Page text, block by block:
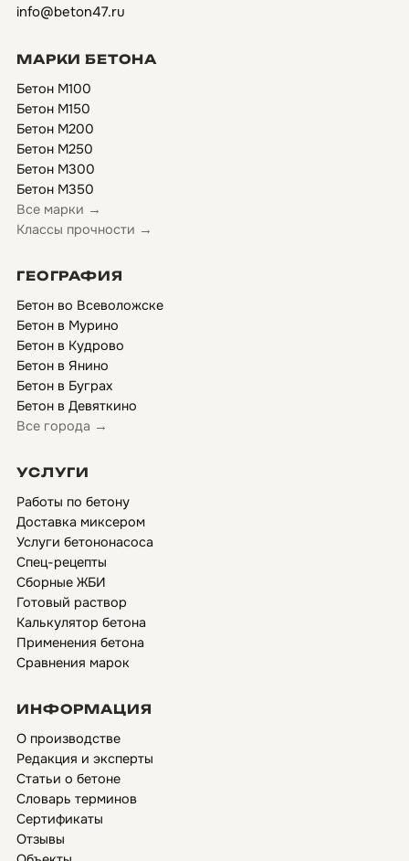
info@beton47.ru
МАРКИ БЕТОНА
Бетон М100
Бетон М150
Бетон М200
Бетон М250
Бетон М300
Бетон М350
Все марки →
Классы прочности →
ГЕОГРАФИЯ
Бетон во Всеволожске
Бетон в Мурино
Бетон в Кудрово
Бетон в Янино
Бетон в Буграх
Бетон в Девяткино
Все города →
УСЛУГИ
Работы по бетону
Доставка миксером
Услуги бетононасоса
Спец-рецепты
Сборные ЖБИ
Готовый раствор
Калькулятор бетона
Применения бетона
Сравнения марок
ИНФОРМАЦИЯ
О производстве
Редакция и эксперты
Статьи о бетоне
Словарь терминов
Сертификаты
Отзывы